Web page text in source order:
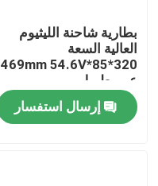
بيت
بطارية شاحنة الليثيوم
العالية السعة
320*85*469mm 54.6V
عمر طويل
إرسال استفسار